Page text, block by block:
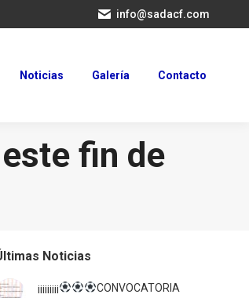
info@sadacf.com
Noticias Galería Contacto
fin de
Noticias
¡¡¡¡¡¡¡¡¡
CONVOCATORIA
Noticias Galería Contacto